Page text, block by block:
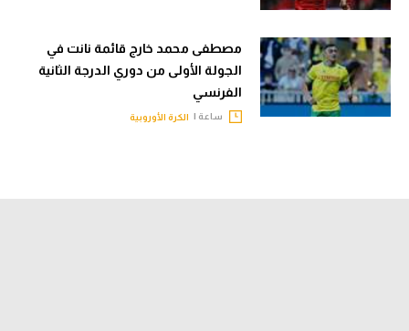
مصطفى محمد خارج قائمة نانت في
الجولة الأولى من دوري الدرجة الثانية
الفرنسي
ساعة | الكرة الأوروبية